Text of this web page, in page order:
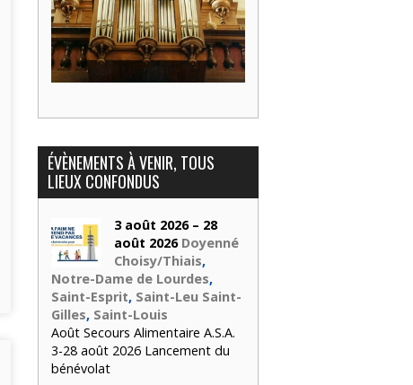
ÉVÈNEMENTS À VENIR, TOUS
LIEUX CONFONDUS
3 août 2026 – 28
août 2026 Doyenné
Choisy/Thiais,
Notre-Dame de Lourdes,
Saint-Esprit, Saint-Leu Saint-
Gilles, Saint-Louis
Août Secours Alimentaire A.S.A.
3-28 août 2026 Lancement du
bénévolat